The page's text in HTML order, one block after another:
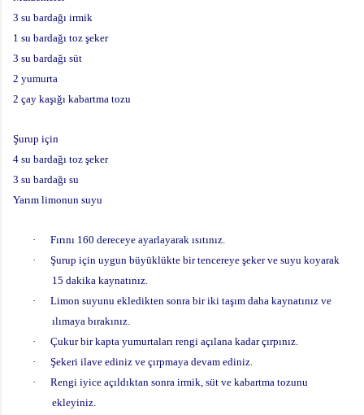
3 su bardağı irmik
1 su bardağı toz şeker
3 su bardağı süt
2 yumurta
2 çay kaşığı kabartma tozu
Şurup için
4 su bardağı toz şeker
3 su bardağı su
Yarım limonun suyu
·
Fırını 160 dereceye ayarlayarak ısıtınız.
·
Şurup için uygun büyüklükte bir tencereye şeker ve suyu koyarak
15 dakika kaynatınız.
·
Limon suyunu ekledikten sonra bir iki taşım daha kaynatınız ve
ılımaya bırakınız.
·
Çukur bir kapta yumurtaları rengi açılana kadar çırpınız.
·
Şekeri ilave ediniz ve çırpmaya devam ediniz.
·
Rengi iyice açıldıktan sonra irmik, süt ve kabartma tozunu
ekleyiniz.